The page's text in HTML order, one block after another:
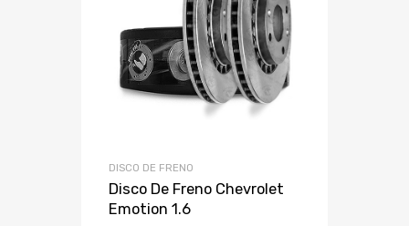
DISCO DE FRENO
Disco De Freno Chevrolet
Emotion 1.6